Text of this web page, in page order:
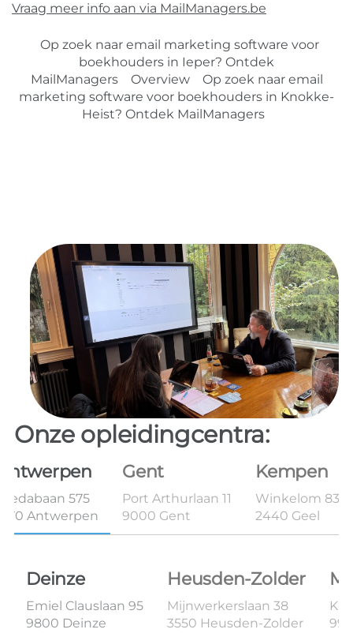
Vraag meer info aan via MailManagers.be
Op zoek naar email marketing software voor
boekhouders in Ieper? Ontdek
MailManagers
Overview
Op zoek naar email
marketing software voor boekhouders in Knokke-
Heist? Ontdek MailManagers
Onze opleidingcentra:
575
Antwerpen
Gent
Port Arthurlaan 11
9000 Gent
Kempen
Winkelom 83B
2440 Geel
Deinze
Emiel Clauslaan 95
9800 Deinze
Heusden-Zolder
Mijnwerkerslaan 38
3550 Heusden-Zolder